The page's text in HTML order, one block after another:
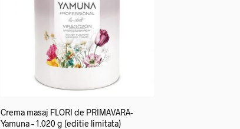
Crema masaj FLORI de PRIMAVARA-
Yamuna – 1.020 g (editie limitata)